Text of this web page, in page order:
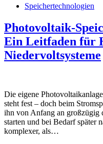
Speichertechnologien
Photovoltaik-
Ein Leitfaden für
Niedervoltsysteme
Die eigene
steht fest – doch beim
ihn von Anfang an großzügig
starten und bei Bedarf später
komplexer, als…